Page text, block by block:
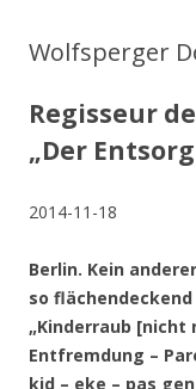
Wolfsperger
Regisseur
„Der
2014-11-18
Berlin. Kein
so
„Kinderraub [nicht
Entfremdung –
kid – eke – pas